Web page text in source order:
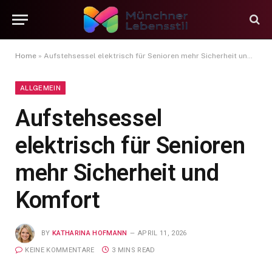
Home » Aufstehsessel elektrisch für Senioren mehr Sicherheit und Komfort
ALLGEMEIN
Aufstehsessel
elektrisch für Senioren
mehr Sicherheit und
Komfort
BY KATHARINA HOFMANN APRIL 11, 2026
KEINE KOMMENTARE 3 MINS READ